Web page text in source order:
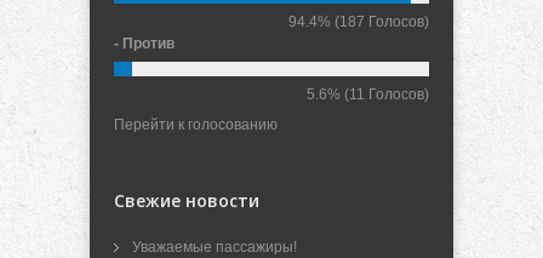
94.4% (187 Голосов)
- Против
5.6% (11 Голосов)
Перейти к голосованию
Свежие новости
Уважаемые пассажиры!